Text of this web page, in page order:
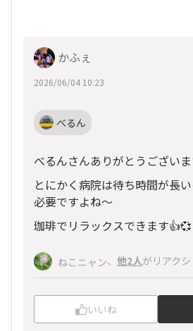
かふぇ
2026/06/04 10:23
べるん
べるんさんありがとうござい
とにかく病院は待ち時間が長
必要ですよね～
珈琲でリラックスできます👍💞
ねこニャン、 他2人がリアク
いいね